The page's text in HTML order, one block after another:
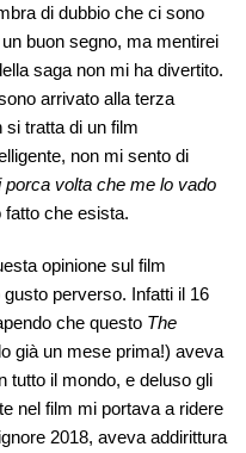
di dubbio che ci sono
buon segno, ma mentirei
saga non mi ha divertito.
arrivato alla terza
tratta di un film
non mi sento di
porca volta che me lo vado
fatto che esista.
opinione sul film
perverso. Infatti il 16
che questo The
già un mese prima!) aveva
tutto il mondo, e deluso gli
nel film mi portava a ridere
2018, aveva addirittura